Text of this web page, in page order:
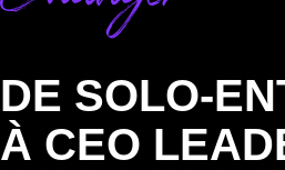
DE SOLO-
À CEO